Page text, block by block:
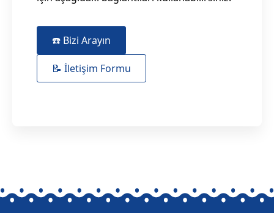
☎️ Bizi Arayın
📝 İletişim Formu